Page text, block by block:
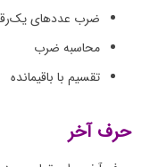
ضرب عددهای
محاسبه ضرب
تقسیم با باقیمانده
حرف آخر